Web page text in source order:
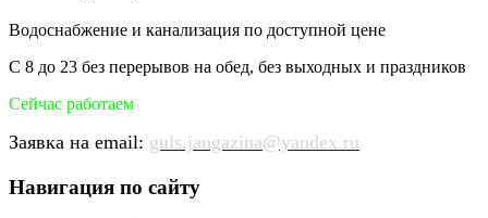
Водоснабжение и канализация по доступной цене
С 8 до 23 без перерывов на обед, без выходных и праздников
Сейчас работаем
Заявка на email: guls.jangazina@yandex.ru
Навигация по сайту